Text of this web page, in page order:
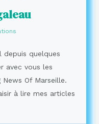
depuis quelques
avec vous les
Of Marseille.
à lire mes articles